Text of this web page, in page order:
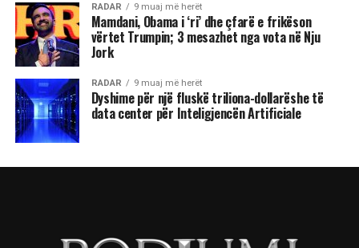
RADAR 9 muaj më herët
Mamdani, Obama i ‘ri’ dhe çfarë e frikëson
vërtet Trumpin; 3 mesazhet nga vota në Nju
Jork
RADAR 9 muaj më herët
Dyshime për një fluskë triliona-dollarëshe të
data center për Inteligjencën Artificiale